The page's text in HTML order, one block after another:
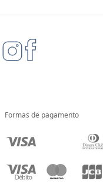
Formas de pagamento